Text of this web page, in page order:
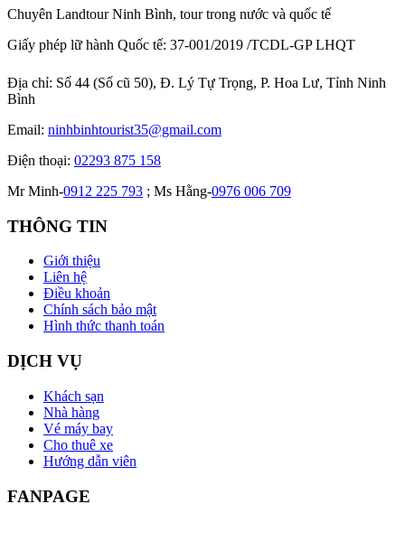
Chuyên Landtour Ninh Bình, tour trong nước và quốc tế
Giấy phép lữ hành Quốc tế: 37-001/2019 /TCDL-GP LHQT
Địa chỉ: Số 44 (Số cũ 50), Đ. Lý Tự Trọng, P. Hoa Lư, Tỉnh Ninh
Bình
Email: ninhbinhtourist35@gmail.com
Điện thoại: 02293 875 158
Mr Minh-0912 225 793 ; Ms Hằng-0976 006 709
THÔNG TIN
Giới thiệu
Liên hệ
Điều khoản
Chính sách bảo mật
Hình thức thanh toán
DỊCH VỤ
Khách sạn
Nhà hàng
Vé máy bay
Cho thuê xe
Hướng dẫn viên
FANPAGE